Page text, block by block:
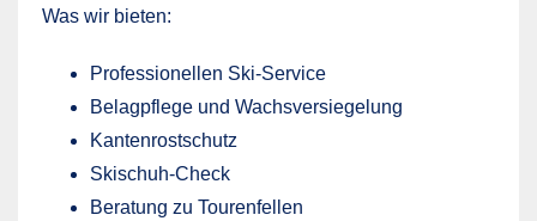
Was wir bieten:
Professionellen Ski-Service
Belagpflege und Wachsversiegelung
Kantenrostschutz
Skischuh-Check
Beratung zu Tourenfellen